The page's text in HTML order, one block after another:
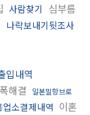
사람찾기 심부름
나락보내기뒷조사
입내역
해결
일본밀항브로
업소결제내역 이혼